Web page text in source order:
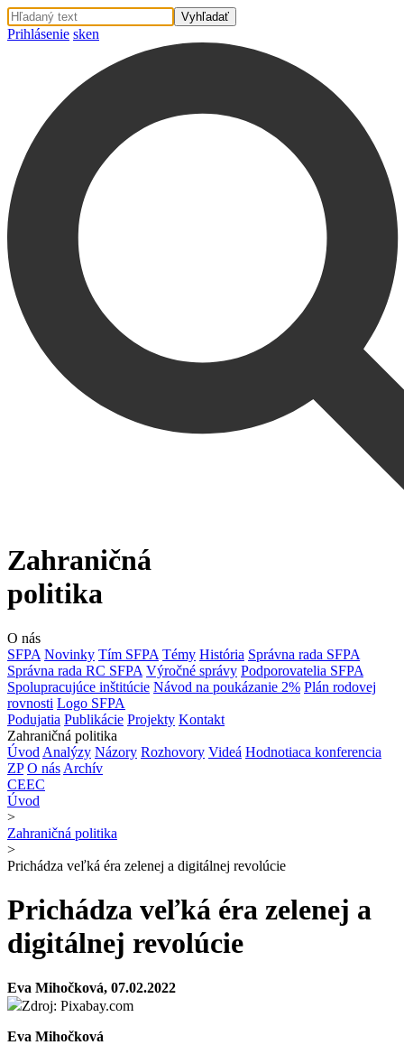
Prihlásenie sken
Zahraničná
politika
O nás
SFPA Novinky Tím SFPA Témy História Správna rada SFPA
Správna rada RC SFPA Výročné správy Podporovatelia SFPA
Spolupracujúce inštitúcie Návod na poukázanie 2% Plán rodovej
rovnosti Logo SFPA
Podujatia Publikácie Projekty Kontakt
Zahraničná politika
Úvod Analýzy Názory Rozhovory Videá Hodnotiaca konferencia
ZP O nás Archív
CEEC
Úvod
>
Zahraničná politika
>
Prichádza veľká éra zelenej a digitálnej revolúcie
Prichádza veľká éra zelenej a
digitálnej revolúcie
Eva Mihočková, 07.02.2022
Zdroj: Pixabay.com
Eva Mihočková